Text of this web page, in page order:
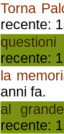
Torna
recente:
recente:
la
anni fa.
al
recente: